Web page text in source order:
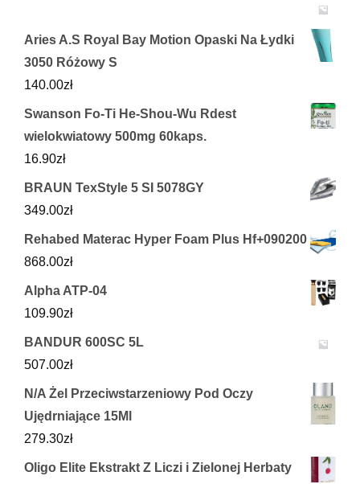
Aries A.S Royal Bay Motion Opaski Na Łydki
3050 Różowy S
140.00zł
Swanson Fo-Ti He-Shou-Wu Rdest
wielokwiatowy 500mg 60kaps.
16.90zł
BRAUN TexStyle 5 SI 5078GY
349.00zł
Rehabed Materac Hyper Foam Plus Hf+090200
868.00zł
Alpha ATP-04
109.90zł
BANDUR 600SC 5L
507.00zł
N/A Żel Przeciwstarzeniowy Pod Oczy
Ujędrniające 15Ml
279.30zł
Oligo Elite Ekstrakt Z Liczi i Zielonej Herbaty